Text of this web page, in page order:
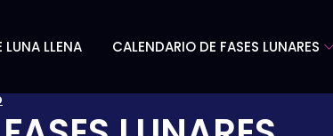
LUNA LLENA CALENDARIO DE FASES LUNARES